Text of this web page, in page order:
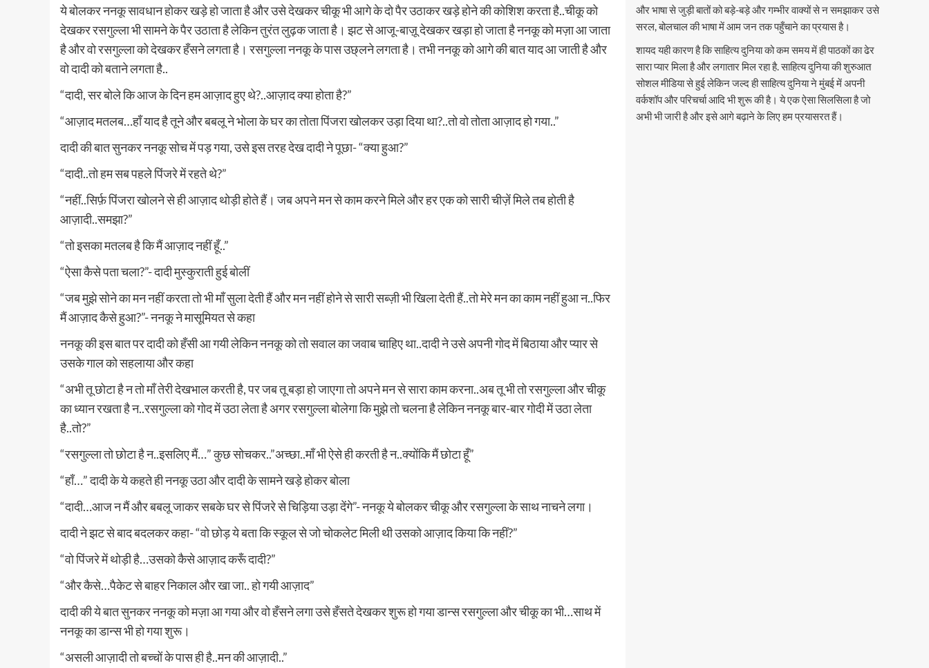
ये बोलकर ननकू सावधान होकर खड़े हो जाता है और उसे देखकर चीकू भी आगे के दो पैर उठाकर खड़े होने की कोशिश करता है..चीकू को
देखकर रसगुल्ला भी सामने के पैर उठाता है लेकिन तुरंत लुढ़क जाता है। झट से आजू-बाज़ू देखकर खड़ा हो जाता है ननकू को मज़ा आ जाता
है और वो रसगुल्ला को देखकर हँसने लगता है। रसगुल्ला ननकू के पास उछ्लने लगता है। तभी ननकू को आगे की बात याद आ जाती है और
वो दादी को बताने लगता है..
“दादी, सर बोले कि आज के दिन हम आज़ाद हुए थे?..आज़ाद क्या होता है?”
“आज़ाद मतलब…हाँ याद है तूने और बबलू ने भोला के घर का तोता पिंजरा खोलकर उड़ा दिया था?..तो वो तोता आज़ाद हो गया..”
दादी की बात सुनकर ननकू सोच में पड़ गया, उसे इस तरह देख दादी ने पूछा- “क्या हुआ?”
“दादी..तो हम सब पहले पिंजरे में रहते थे?”
“नहीं..सिर्फ़ पिंजरा खोलने से ही आज़ाद थोड़ी होते हैं। जब अपने मन से काम करने मिले और हर एक को सारी चीज़ें मिले तब होती है
आज़ादी..समझा?”
“तो इसका मतलब है कि मैं आज़ाद नहीं हूँ..”
“ऐसा कैसे पता चला?”- दादी मुस्कुराती हुई बोलीं
“जब मुझे सोने का मन नहीं करता तो भी माँ सुला देती हैं और मन नहीं होने से सारी सब्ज़ी भी खिला देती हैं..तो मेरे मन का काम नहीं हुआ न..फिर
मैं आज़ाद कैसे हुआ?”- ननकू ने मासूमियत से कहा
ननकू की इस बात पर दादी को हँसी आ गयी लेकिन ननकू को तो सवाल का जवाब चाहिए था..दादी ने उसे अपनी गोद में बिठाया और प्यार से
उसके गाल को सहलाया और कहा
“अभी तू छोटा है न तो माँ तेरी देखभाल करती है, पर जब तू बड़ा हो जाएगा तो अपने मन से सारा काम करना..अब तू भी तो रसगुल्ला और चीकू
का ध्यान रखता है न..रसगुल्ला को गोद में उठा लेता है अगर रसगुल्ला बोलेगा कि मुझे तो चलना है लेकिन ननकू बार-बार गोदी में उठा लेता
है..तो?”
“रसगुल्ला तो छोटा है न..इसलिए मैं…” कुछ सोचकर..”अच्छा..माँ भी ऐसे ही करती है न..क्योंकि मैं छोटा हूँ”
“हाँ…” दादी के ये कहते ही ननकू उठा और दादी के सामने खड़े होकर बोला
“दादी…आज न मैं और बबलू जाकर सबके घर से पिंजरे से चिड़िया उड़ा देंगे”- ननकू ये बोलकर चीकू और रसगुल्ला के साथ नाचने लगा।
दादी ने झट से बाद बदलकर कहा- “वो छोड़ ये बता कि स्कूल से जो चोकलेट मिली थी उसको आज़ाद किया कि नहीं?”
“वो पिंजरे में थोड़ी है…उसको कैसे आज़ाद करूँ दादी?”
“और कैसे…पैकेट से बाहर निकाल और खा जा.. हो गयी आज़ाद”
दादी की ये बात सुनकर ननकू को मज़ा आ गया और वो हँसने लगा उसे हँसते देखकर शुरू हो गया डान्स रसगुल्ला और चीकू का भी…साथ में
ननकू का डान्स भी हो गया शुरू।
“असली आज़ादी तो बच्चों के पास ही है..मन की आज़ादी..”
और भाषा से जुड़ी बातों को बड़े-बड़े और गम्भीर वाक्यों से न समझाकर उसे
सरल, बोलचाल की भाषा में आम जन तक पहुँचाने का प्रयास है।
शायद यही कारण है कि साहित्य दुनिया को कम समय में ही पाठकों का ढेर
सारा प्यार मिला है और लगातार मिल रहा है. साहित्य दुनिया की शुरुआत
सोशल मीडिया से हुई लेकिन जल्द ही साहित्य दुनिया ने मुंबई में अपनी
वर्कशॉप और परिचर्चा आदि भी शुरू की है। ये एक ऐसा सिलसिला है जो
अभी भी जारी है और इसे आगे बढ़ाने के लिए हम प्रयासरत हैं।